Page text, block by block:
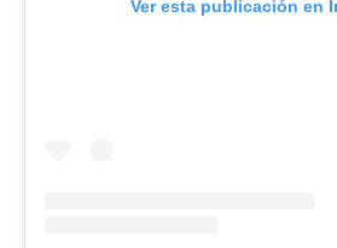
Ver esta publicación en